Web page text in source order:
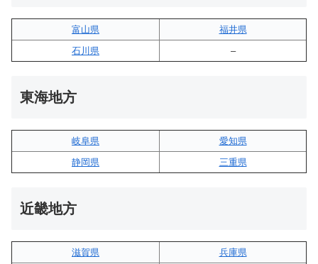
富山県
福井県
石川県
–
東海地方
岐阜県
愛知県
静岡県
三重県
近畿地方
滋賀県
兵庫県